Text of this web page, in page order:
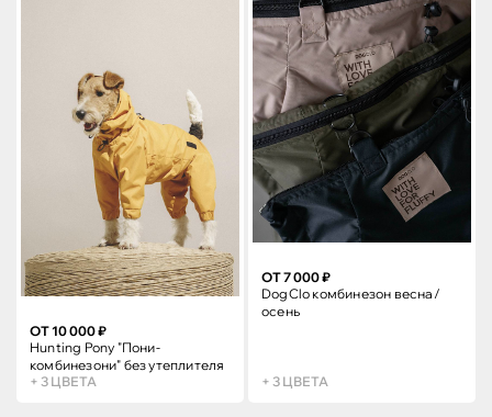
ОТ 10 000 ₽
Hunting Pony "Пони-
комбинезони" без утеплителя
+ 3 ЦВЕТА
ОТ 7 000 ₽
DogClo комбинезон весна/
осень
+ 3 ЦВЕТА